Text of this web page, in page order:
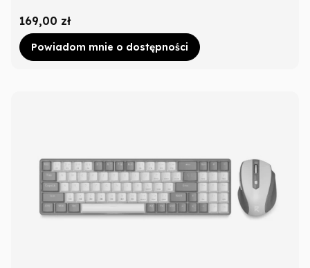
Cena
169,00 zł
Powiadom mnie o dostępności